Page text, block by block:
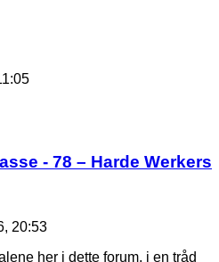
- 78 – Harde Werkers
20:53
her i dette forum, i en tråd